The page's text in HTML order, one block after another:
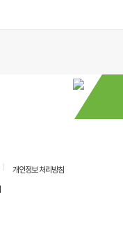
개인정보 처리방침